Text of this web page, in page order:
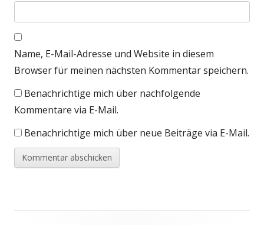
Name, E-Mail-Adresse und Website in diesem
Browser für meinen nächsten Kommentar speichern.
Benachrichtige mich über nachfolgende
Kommentare via E-Mail.
Benachrichtige mich über neue Beiträge via E-Mail.